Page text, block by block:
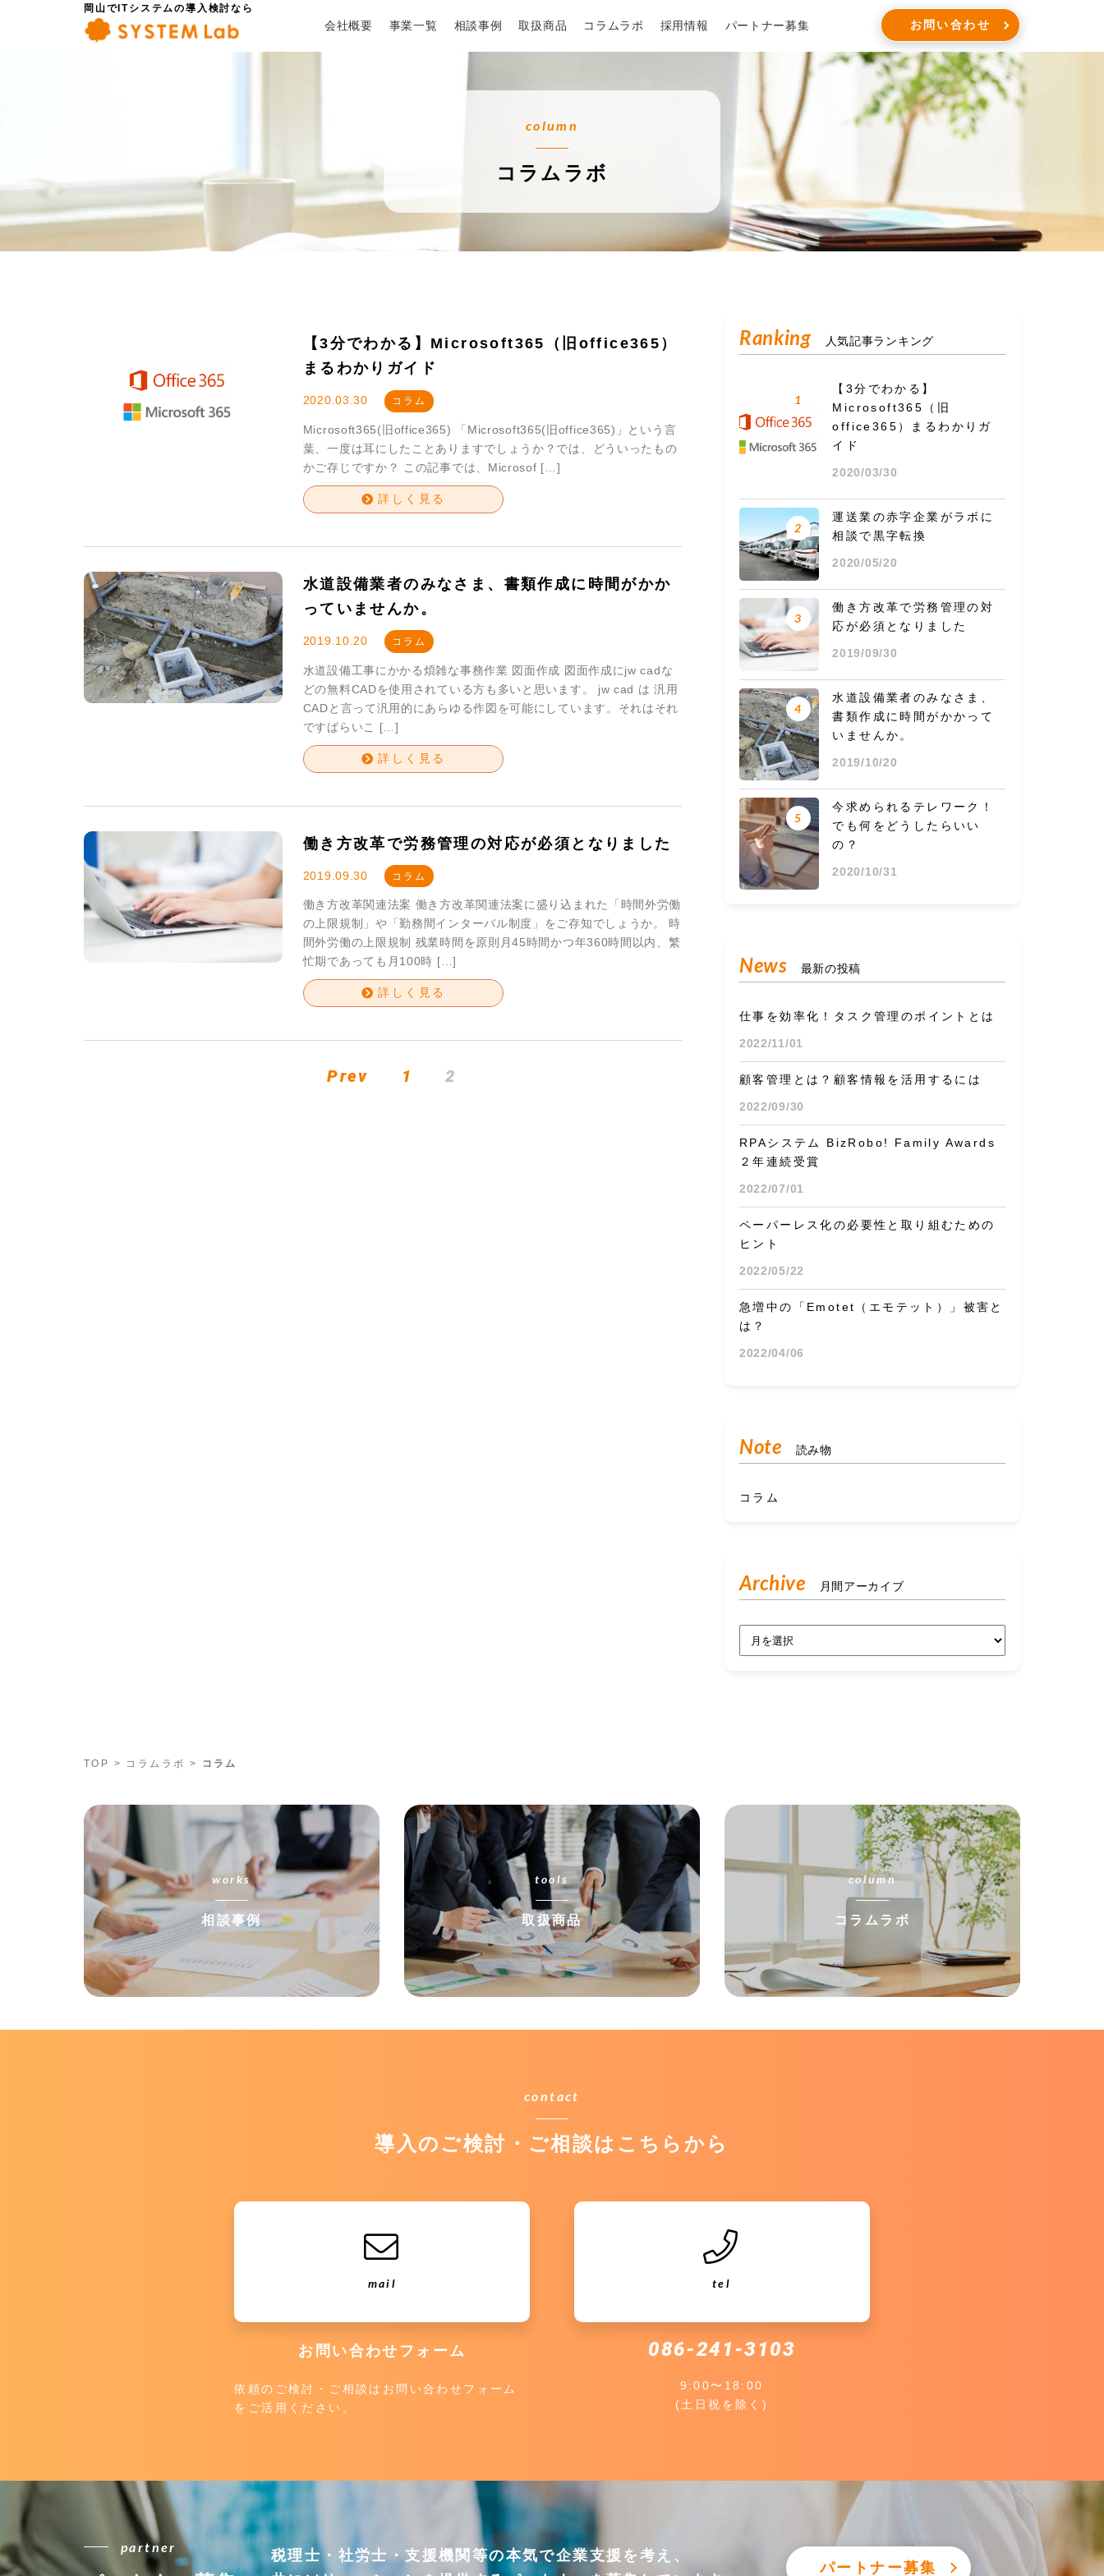
岡山でITシステムの導入検討なら
会社概要 事業一覧 相談事例 取扱商品 コラムラボ 採用情報 パートナー募集 お問い合わせ
column
コラムラボ
【3分でわかる】Microsoft365（旧office365）
まるわかりガイド
2020.03.30 コラム
Microsoft365(旧office365) 「Microsoft365(旧office365)」という言
葉、一度は耳にしたことありますでしょうか？では、どういったもの
かご存じですか？ この記事では、Microsof […]
詳しく見る
水道設備業者のみなさま、書類作成に時間がかか
っていませんか。
2019.10.20 コラム
水道設備工事にかかる煩雑な事務作業 図面作成 図面作成にjw cadな
どの無料CADを使用されている方も多いと思います。 jw cad は 汎用
CADと言って汎用的にあらゆる作図を可能にしています。それはそれ
ですばらいこ […]
詳しく見る
働き方改革で労務管理の対応が必須となりました
2019.09.30 コラム
働き方改革関連法案 働き方改革関連法案に盛り込まれた「時間外労働
の上限規制」や「勤務間インターバル制度」をご存知でしょうか。 時
間外労働の上限規制 残業時間を原則月45時間かつ年360時間以内、繁
忙期であっても月100時 […]
詳しく見る
Prev 1 2
Ranking 人気記事ランキング
1
【3分でわかる】
Microsoft365（旧
office365）まるわかりガ
イド
2020/03/30
2
運送業の赤字企業がラボに
相談で黒字転換
2020/05/20
3
働き方改革で労務管理の対
応が必須となりました
2019/09/30
4
水道設備業者のみなさま、
書類作成に時間がかかって
いませんか。
2019/10/20
5
今求められるテレワーク！
でも何をどうしたらいい
の？
2020/10/31
News 最新の投稿
仕事を効率化！タスク管理のポイントとは
2022/11/01
顧客管理とは？顧客情報を活用するには
2022/09/30
RPAシステム BizRobo! Family Awards
２年連続受賞
2022/07/01
ペーパーレス化の必要性と取り組むための
ヒント
2022/05/22
急増中の「Emotet（エモテット）」被害と
は？
2022/04/06
Note 読み物
コラム
Archive 月間アーカイブ
TOP > コラムラボ > コラム
works
相談事例
tools
取扱商品
column
コラムラボ
contact
導入のご検討・ご相談はこちらから
mail
お問い合わせフォーム
依頼のご検討・ご相談はお問い合わせフォーム
をご活用ください。
tel
086-241-3103
9:00〜18:00
(土日祝を除く)
partner
税理士・社労士・支援機関等の本気で企業支援を考え、
パートナー募集